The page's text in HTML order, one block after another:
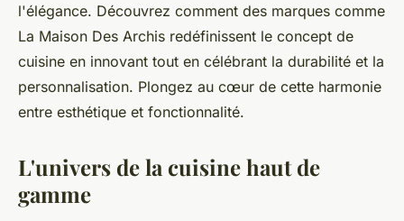
l'élégance. Découvrez comment des marques comme
La Maison Des Archis redéfinissent le concept de
cuisine en innovant tout en célébrant la durabilité et la
personnalisation. Plongez au cœur de cette harmonie
entre esthétique et fonctionnalité.
L'univers de la cuisine haut de
gamme